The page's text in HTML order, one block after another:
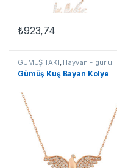
₺923,74
GÜMÜŞ TAKI, Hayvan Figürlü
Kolyeler ,Kadın Kolyeleri, Kolye
Kuşlu Kolyeler
Gümüş Kuş Bayan Kolye